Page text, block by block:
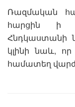
Ռազմական
հարցին ի
Հնդկաստանի
կլինի նաև,
համատեղ